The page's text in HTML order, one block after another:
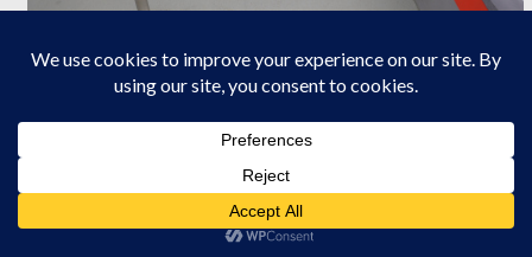
まずは、初号機の前で記念撮影してもらえます。写真はＮＥＲＶ
フォトで購入するとダウンロードもできます。